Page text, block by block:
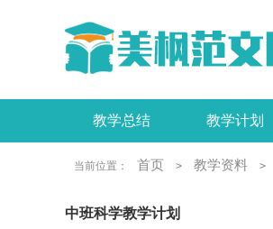
教学总结 教学计划
工作报告 活动总结
当前位置： 首页 > 教学资料 >
中班科学教学计划